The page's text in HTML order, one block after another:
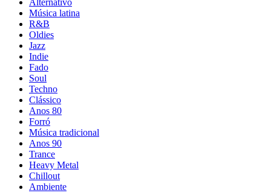
Alternativo
Música latina
R&B
Oldies
Jazz
Indie
Fado
Soul
Techno
Clássico
Anos 80
Forró
Música tradicional
Anos 90
Trance
Heavy Metal
Chillout
Ambiente